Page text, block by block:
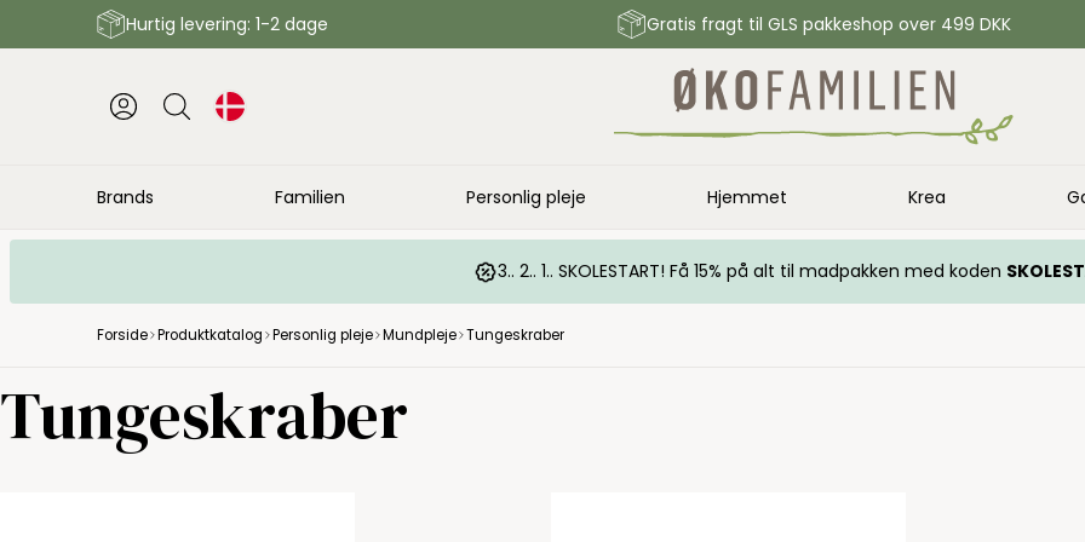
Hurtig levering: 1-2 dage Gratis fragt til GLS pakkeshop over 499 DKK
Brands Familien Personlig pleje Hjemmet Krea
3.. 2.. 1.. SKOLESTART! Få 15% på alt til madpakken med koden
Forside Produktkatalog Personlig pleje Mundpleje Tungeskraber
Tungeskraber